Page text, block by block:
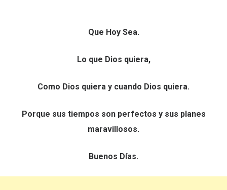
Que Hoy Sea.
Lo que Dios quiera,
Como Dios quiera y cuando Dios quiera.
Porque sus tiempos son perfectos y sus planes
maravillosos.
Buenos Días.